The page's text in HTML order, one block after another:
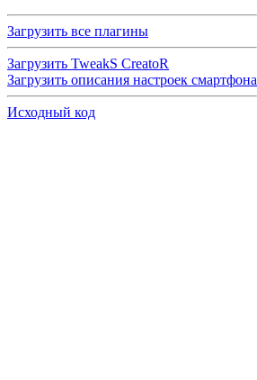
Загрузить все плагины
Загрузить TweakS CreatoR
Загрузить описания настроек смартфона
Исходный код